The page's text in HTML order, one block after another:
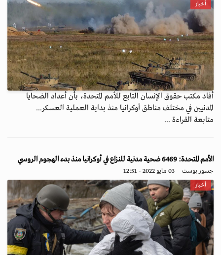
أخبار
أفاد مكتب حقوق الإنسان التابع للأمم المتحدة، بأن أعداد الضحايا
المدنيين في مختلف مناطق أوكرانيا منذ بداية العملية العسكر...
متابعة القراءة ...
الأمم المتحدة: 6469 ضحية مدنية للنزاع في أوكرانيا منذ بدء الهجوم الروسي
جسور بوست 03 مايو 2022 - 12:51
أخبار